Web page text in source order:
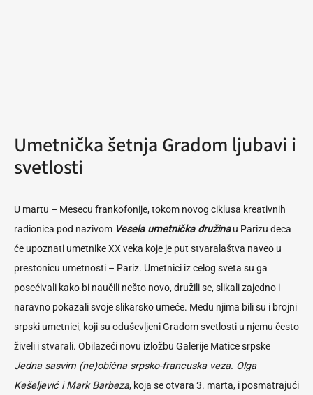
Umetnička šetnja Gradom ljubavi i
svetlosti
U martu – Mesecu frankofonije, tokom novog ciklusa kreativnih
radionica pod nazivom Vesela umetnička družinau Parizu deca
će upoznati umetnike XX veka koje je put stvaralaštva naveo u
prestonicu umetnosti – Pariz. Umetnici iz celog sveta su ga
posećivali kako bi naučili nešto novo, družili se, slikali zajedno i
naravno pokazali svoje slikarsko umeće. Među njima bili su i brojni
srpski umetnici, koji su oduševljeni Gradom svetlosti u njemu često
živeli i stvarali. Obilazeći novu izložbu Galerije Matice srpske
Jedna sasvim (ne)obična srpsko-francuska veza. Olga
Kešeljević i Mark Barbeza, koja se otvara 3. marta, i posmatrajući